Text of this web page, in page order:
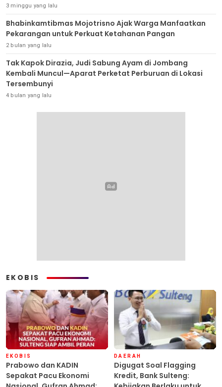
3 minggu yang lalu
Bhabinkamtibmas Mojotrisno Ajak Warga Manfaatkan
Pekarangan untuk Perkuat Ketahanan Pangan
2 bulan yang lalu
Tak Kapok Dirazia, Judi Sabung Ayam di Jombang
Kembali Muncul—Aparat Perketat Perburuan di Lokasi
Tersembunyi
4 bulan yang lalu
EKOBIS
EKOBIS
Prabowo dan KADIN
Sepakat Pacu Ekonomi
DAERAH
Digugat Soal Flagging
Kredit, Bank Sulteng: